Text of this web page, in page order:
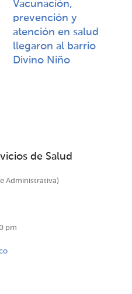
Vacunación,
prevención y
atención en salud
llegaron al barrio
Divino Niño
de Salud
Administrativa)
pm